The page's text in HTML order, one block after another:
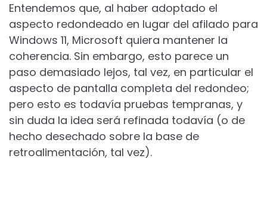
Entendemos que, al haber adoptado el
aspecto redondeado en lugar del afilado para
Windows 11, Microsoft quiera mantener la
coherencia. Sin embargo, esto parece un
paso demasiado lejos, tal vez, en particular el
aspecto de pantalla completa del redondeo;
pero esto es todavía pruebas tempranas, y
sin duda la idea será refinada todavía (o de
hecho desechado sobre la base de
retroalimentación, tal vez).